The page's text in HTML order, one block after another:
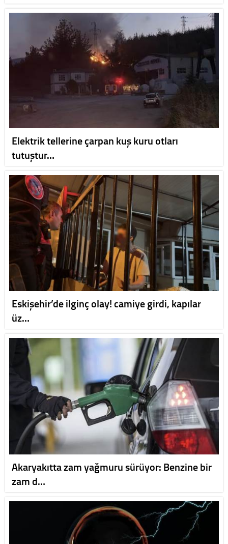
Elektrik tellerine çarpan kuş kuru otları
tutuştur…
Eskişehir’de ilginç olay! camiye girdi, kapılar
üz…
Akaryakıtta zam yağmuru sürüyor: Benzine bir
zam d…